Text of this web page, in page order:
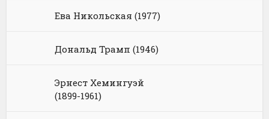
Ева Никольская (1977)
Дональд Трамп (1946)
Эрнест Хемингуэй
(1899-1961)